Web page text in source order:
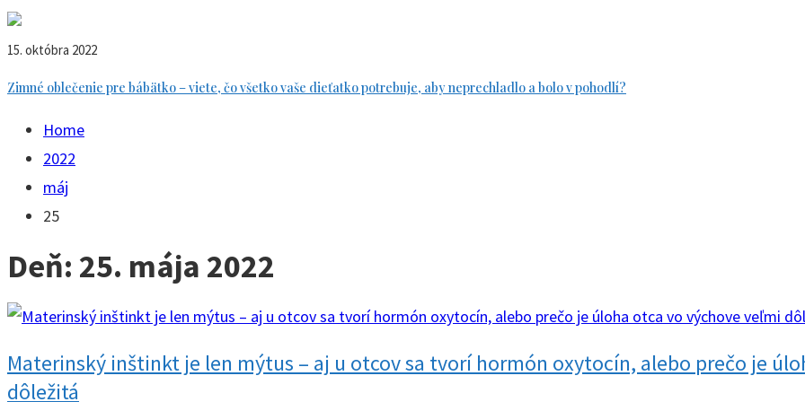
15. októbra 2022
Zimné oblečenie pre bábätko – viete, čo všetko vaše dieťatko potrebuje, aby neprechladlo a bolo v pohodlí?
Home
2022
máj
25
Deň: 25. mája 2022
Materinský inštinkt je len mýtus – aj u otcov sa tvorí hormón oxytocín, alebo prečo je
dôležitá